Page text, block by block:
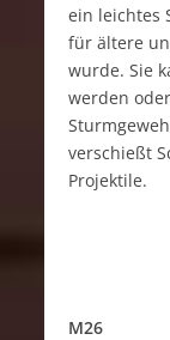
ein leichtes
für ältere
wurde. Sie
werden
verschießt
Projektile.
M26